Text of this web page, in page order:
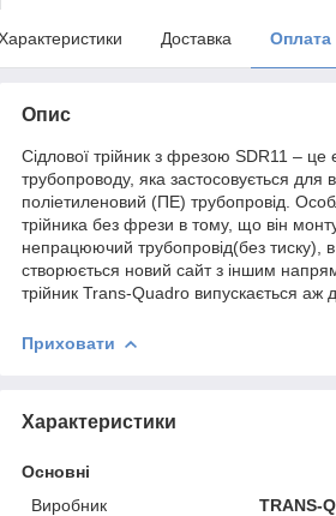
Доставка Оплата
Опис
Сідлової трійник з фрезою SDR11 – це
трубопроводу, яка застосовується для
поліетиленовий (ПЕ) трубопровід.
трійника без фрези в тому, що він
непрацюючий трубопровід(без тиску), в
створюється новий сайт з іншим
трійник Trans-Quadro випускається аж
Приховати
Характеристики
Основні
Виробник
TRANS-